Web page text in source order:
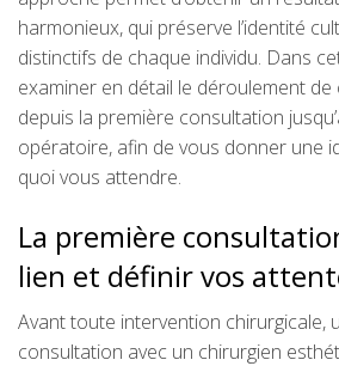
harmonieux, qui préserve l’identité
distinctifs de chaque individu. Dans
examiner en détail le déroulement
depuis la première consultation
opératoire, afin de vous donner une
quoi vous attendre.
La première
lien et définir vos
Avant toute intervention chirurgicale,
consultation avec un chirurgien